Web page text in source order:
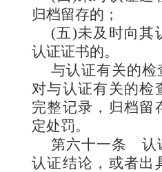
归档留存的；
(五)未及时向其
认证证书的。
与认证有关的检
对与认证有关的检
完整记录，归档留
定处罚。
第六十一条 认
认证结论，或者出